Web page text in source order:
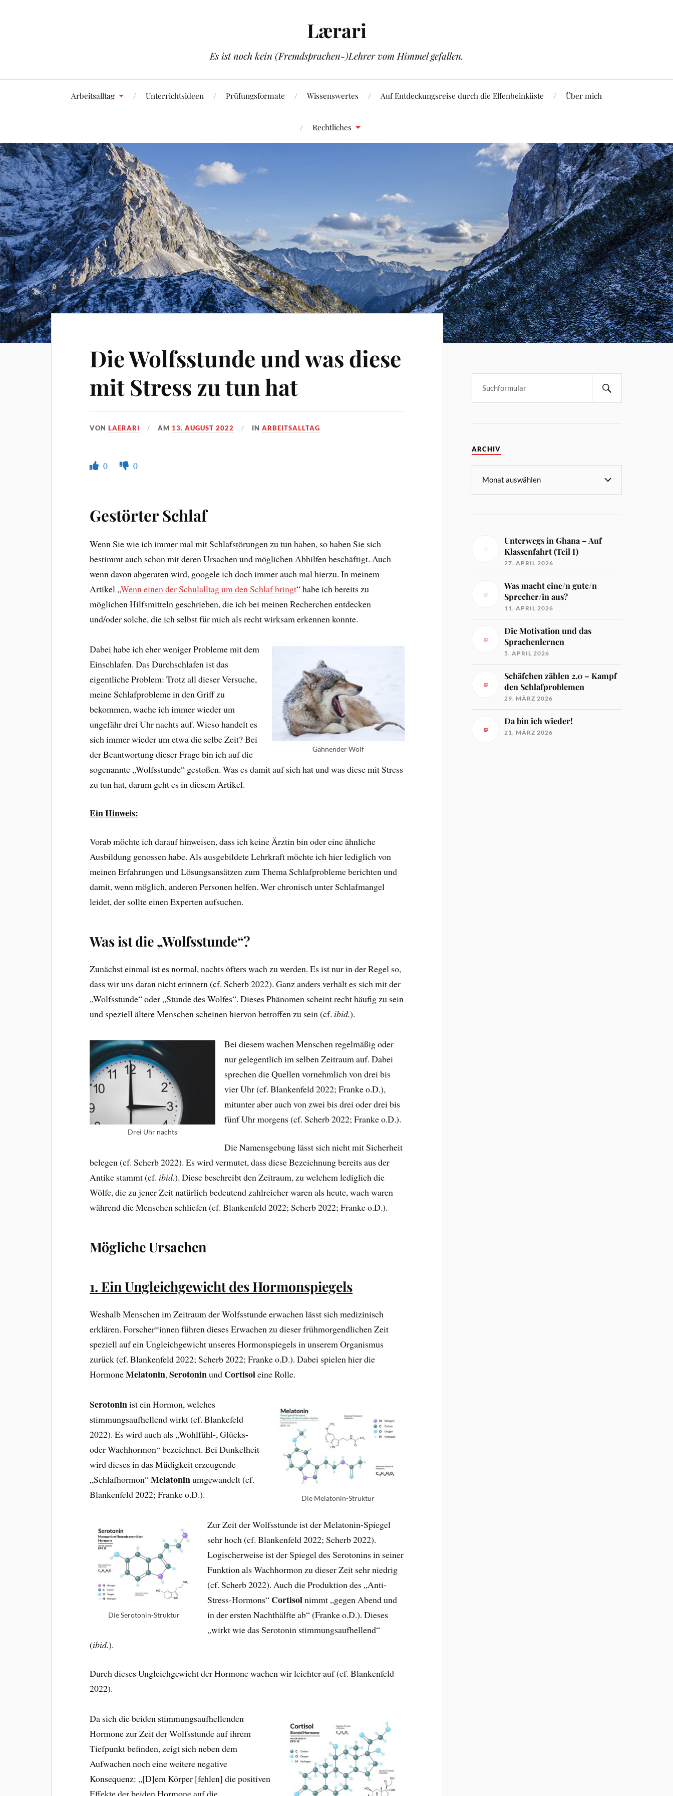
Lærari
Es ist noch kein (Fremdsprachen-)Lehrer vom Himmel gefallen.
Arbeitsalltag Unterrichtsideen Prüfungsformate Wissenswertes Auf Entdeckungsreise durch die Elfenbeinküste Über mich
Rechtliches
Die Wolfsstunde und was diese
mit Stress zu tun hat
VONLAERARI AM 13. AUGUST 2022 INARBEITSALLTAG
0 0
Gestörter Schlaf
Wenn Sie wie ich immer mal mit Schlafstörungen zu tun haben, so haben Sie sich
bestimmt auch schon mit deren Ursachen und möglichen Abhilfen beschäftigt. Auch
wenn davon abgeraten wird, googele ich doch immer auch mal hierzu. In meinem
Artikel „Wenn einen der Schulalltag um den Schlaf bringt“ habe ich bereits zu
möglichen Hilfsmitteln geschrieben, die ich bei meinen Recherchen entdecken
und/oder solche, die ich selbst für mich als recht wirksam erkennen konnte.
Gähnender Wolf
Dabei habe ich eher weniger Probleme mit dem
Einschlafen. Das Durchschlafen ist das
eigentliche Problem: Trotz all dieser Versuche,
meine Schlafprobleme in den Griff zu
bekommen, wache ich immer wieder um
ungefähr drei Uhr nachts auf. Wieso handelt es
sich immer wieder um etwa die selbe Zeit? Bei
der Beantwortung dieser Frage bin ich auf die
sogenannte „Wolfsstunde“ gestoßen. Was es damit auf sich hat und was diese mit Stress
zu tun hat, darum geht es in diesem Artikel.
Ein Hinweis:
Vorab möchte ich darauf hinweisen, dass ich keine Ärztin bin oder eine ähnliche
Ausbildung genossen habe. Als ausgebildete Lehrkraft möchte ich hier lediglich von
meinen Erfahrungen und Lösungsansätzen zum Thema Schlafprobleme berichten und
damit, wenn möglich, anderen Personen helfen. Wer chronisch unter Schlafmangel
leidet, der sollte einen Experten aufsuchen.
Was ist die „Wolfsstunde“?
Zunächst einmal ist es normal, nachts öfters wach zu werden. Es ist nur in der Regel so,
dass wir uns daran nicht erinnern (cf. Scherb 2022). Ganz anders verhält es sich mit der
„Wolfsstunde“ oder „Stunde des Wolfes“. Dieses Phänomen scheint recht häufig zu sein
und speziell ältere Menschen scheinen hiervon betroffen zu sein (cf. ibid.).
Drei Uhr nachts
Bei diesem wachen Menschen regelmäßig oder
nur gelegentlich im selben Zeitraum auf. Dabei
sprechen die Quellen vornehmlich von drei bis
vier Uhr (cf. Blankenfeld 2022; Franke o.D.),
mitunter aber auch von zwei bis drei oder drei bis
fünf Uhr morgens (cf. Scherb 2022; Franke o.D.).
Die Namensgebung lässt sich nicht mit Sicherheit
belegen (cf. Scherb 2022). Es wird vermutet, dass diese Bezeichnung bereits aus der
Antike stammt (cf. ibid.). Diese beschreibt den Zeitraum, zu welchem lediglich die
Wölfe, die zu jener Zeit natürlich bedeutend zahlreicher waren als heute, wach waren
während die Menschen schliefen (cf. Blankenfeld 2022; Scherb 2022; Franke o.D.).
Mögliche Ursachen
1. Ein Ungleichgewicht des Hormonspiegels
Weshalb Menschen im Zeitraum der Wolfsstunde erwachen lässt sich medizinisch
erklären. Forscher*innen führen dieses Erwachen zu dieser frühmorgendlichen Zeit
speziell auf ein Ungleichgewicht unseres Hormonspiegels in unserem Organismus
zurück (cf. Blankenfeld 2022; Scherb 2022; Franke o.D.). Dabei spielen hier die
HormoneMelatonin,Serotoninund Cortisoleine Rolle.
Die Melatonin-Struktur
Serotoninist ein Hormon, welches
stimmungsaufhellend wirkt (cf. Blankefeld
2022). Es wird auch als „Wohlfühl-, Glücks-
oder Wachhormon“ bezeichnet. Bei Dunkelheit
wird dieses in das Müdigkeit erzeugende
„Schlafhormon“Melatoninumgewandelt (cf.
Blankenfeld 2022; Franke o.D.).
Die Serotonin-Struktur
Zur Zeit der Wolfsstunde ist der Melatonin-Spiegel
sehr hoch (cf. Blankenfeld 2022; Scherb 2022).
Logischerweise ist der Spiegel des Serotonins in seiner
Funktion als Wachhormon zu dieser Zeit sehr niedrig
(cf. Scherb 2022). Auch die Produktion des „Anti-
Stress-Hormons“ Cortisolnimmt „gegen Abend und
in der ersten Nachthälfte ab“ (Franke o.D.). Dieses
„wirkt wie das Serotonin stimmungsaufhellend“
(ibid.).
Durch dieses Ungleichgewicht der Hormone wachen wir leichter auf (cf. Blankenfeld
2022).
Da sich die beiden stimmungsaufhellenden
Hormone zur Zeit der Wolfsstunde auf ihrem
Tiefpunkt befinden, zeigt sich neben dem
Aufwachen noch eine weitere negative
Konsequenz: „[D]em Körper [fehlen] die positiven
Effekte der beiden Hormone auf die
ARCHIV
Unterwegs in Ghana – Auf
Klassenfahrt (Teil I)
27. APRIL 2026
Was macht eine/n gute/n
Sprecher/in aus?
11. APRIL 2026
Die Motivation und das
Sprachenlernen
5. APRIL 2026
Schäfchen zählen 2.0 – Kampf
den Schlafproblemen
29. MÄRZ 2026
Da bin ich wieder!
21. MÄRZ 2026